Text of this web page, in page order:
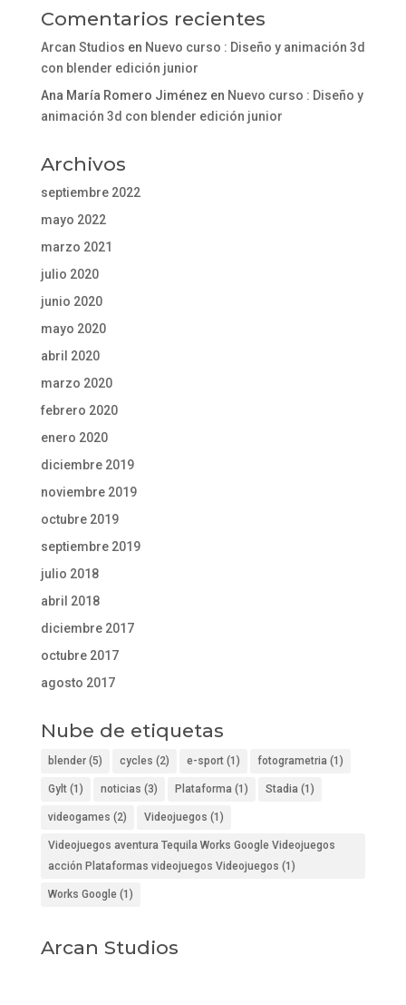
Comentarios recientes
Arcan Studios en Nuevo curso : Diseño y animación 3d
con blender edición junior
Ana María Romero Jiménez en Nuevo curso : Diseño y
animación 3d con blender edición junior
Archivos
septiembre 2022
mayo 2022
marzo 2021
julio 2020
junio 2020
mayo 2020
abril 2020
marzo 2020
febrero 2020
enero 2020
diciembre 2019
noviembre 2019
octubre 2019
septiembre 2019
julio 2018
abril 2018
diciembre 2017
octubre 2017
agosto 2017
Nube de etiquetas
blender(5) cycles (2) e-sport(1) fotogrametria (1)
Gylt(1) noticias (3) Plataforma (1) Stadia (1)
videogames (2) Videojuegos (1)
Videojuegos aventura Tequila Works Google Videojuegos
acción Plataformas videojuegos Videojuegos (1)
Works Google(1)
Arcan Studios